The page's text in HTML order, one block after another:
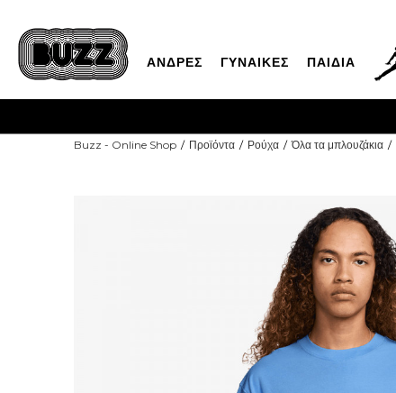
ΑΝΔΡΕΣ ΓΥΝΑΙΚΕΣ ΠΑΙΔΙΑ
Buzz - Online Shop Προϊόντα Ρούχα Όλα τα μπλουζάκια